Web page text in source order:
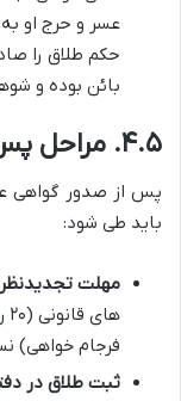
عسر و حرج او
حکم طلاق را
بائن بوده و
۴.۵. مراحل پس از صدور حکم
پس از صدور گواهی
باید طی شود:
مهلت
فرجام خواهی)
ثبت طلاق در